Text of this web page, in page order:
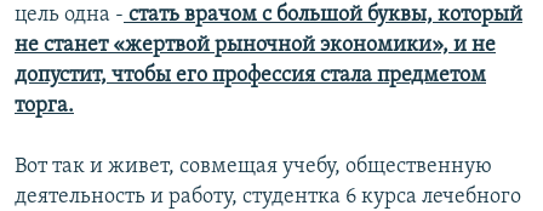
цель одна - стать врачом с большой буквы, который
не станет «жертвой рыночной экономики», и не
допустит, чтобы его профессия стала предметом
торга.
Вот так и живет, совмещая учебу, общественную
деятельность и работу, студентка 6 курса лечебного